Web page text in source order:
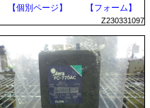
【個別ページ】
【フォーム】
Z230331097